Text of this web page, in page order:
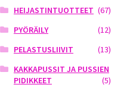
HEIJASTINTUOTTEET (67)
PYÖRÄILY
(12)
PELASTUSLIIVIT
(13)
KAKKAPUSSIT JA PUSSIEN
PIDIKKEET
(5)